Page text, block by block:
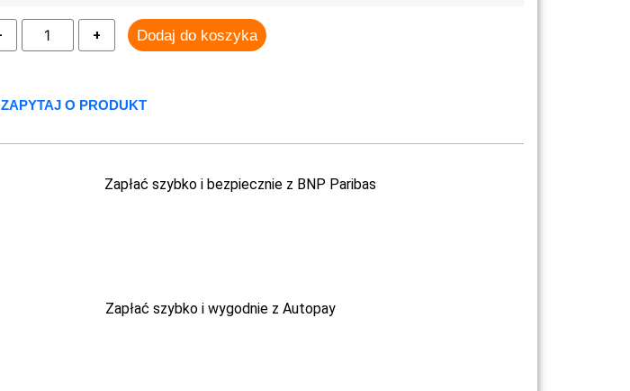
Dodaj do koszyka
ZAPYTAJ O PRODUKT
Zapłać szybko i bezpiecznie z BNP Paribas
Zapłać szybko i wygodnie z Autopay